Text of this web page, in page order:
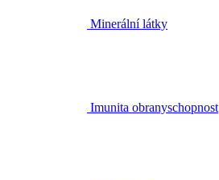
Minerální látky
Imunita obranyschopnost